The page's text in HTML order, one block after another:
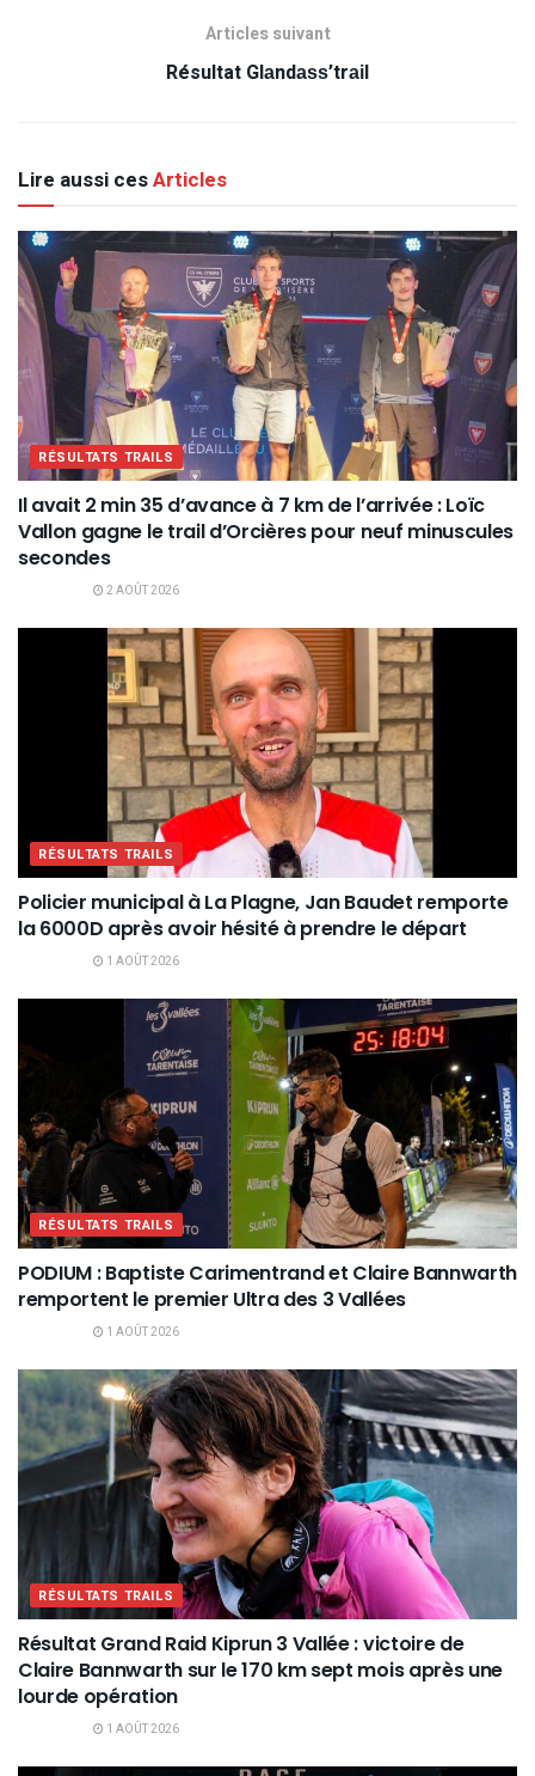
Articles suivant
Résultat Glаndаѕѕ’trаіl
Lire aussi cesArticles
RÉSULTATS TRAILS
Il avait 2 min 35 d’avance à 7 km de l’arrivée : Loïc
Vallon gagne le trail d’Orcières pour neuf minuscules
secondes
2 AOÛT 2026
RÉSULTATS TRAILS
Policier municipal à La Plagne, Jan Baudet remporte
la 6000D après avoir hésité à prendre le départ
1 AOÛT 2026
RÉSULTATS TRAILS
PODIUM : Baptiste Carimentrand et Claire Bannwarth
remportent le premier Ultra des 3 Vallées
1 AOÛT 2026
RÉSULTATS TRAILS
Résultat Grand Raid Kiprun 3 Vallée : victoire de
Claire Bannwarth sur le 170 km sept mois après une
lourde opération
1 AOÛT 2026